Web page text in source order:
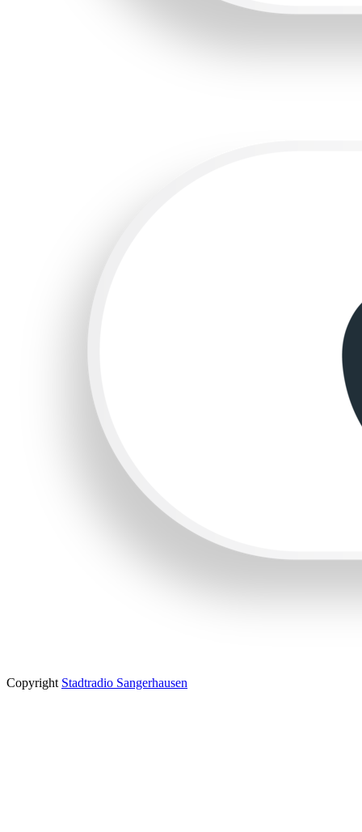
Copyright Stadtradio Sangerhausen